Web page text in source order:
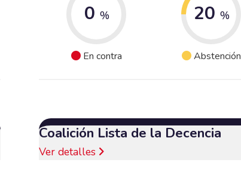
0 %
En contra
20 %
Abstención
Coalición Lista de la Decencia
Ver detalles